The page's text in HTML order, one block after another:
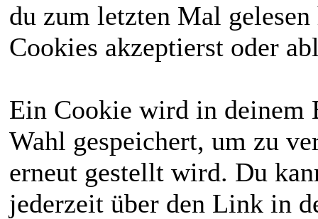
du zum letzten Mal
Cookies akzeptierst oder
Ein Cookie wird in deinem
Wahl gespeichert, um zu
erneut gestellt wird. Du
jederzeit über den Link in